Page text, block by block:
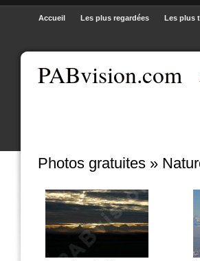
PABvision.com
Accueil Les plus regardées Les plus
Photos gratuites »